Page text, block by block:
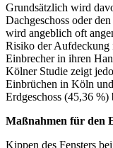
Grundsätzlich wird
Dachgeschoss oder
wird angeblich oft
Risiko der Aufdeckung
Einbrecher in ihren
Kölner Studie zeigt
Einbrüchen in Köln
Erdgeschoss (45,36 %)
Maßnahmen für den
Kippen des Fensters